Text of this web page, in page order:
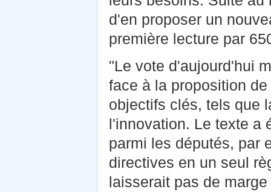
d'en proposer un
première lecture par
"Le vote d'aujourd'hui
face à la proposition
objectifs clés, tels que
l'innovation. Le texte a
parmi les députés, par
directives en un seul
laisserait pas de